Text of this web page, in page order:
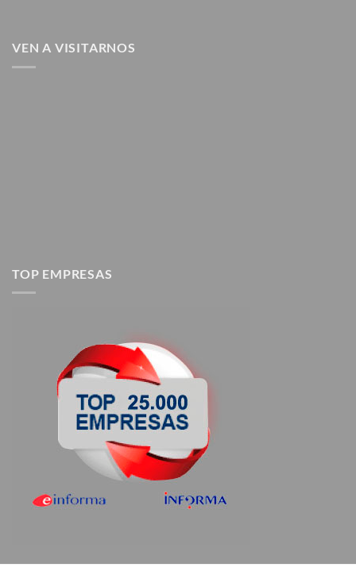
VEN A VISITARNOS
TOP EMPRESAS